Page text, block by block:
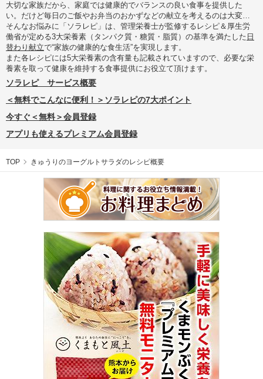
大切な家族だから、家庭では健康的でバランスの良い食事を提供した
い。だけど毎日のご飯やお弁当のおかずなどの献立を考えるのは大変…
そんなお悩みに「ソラレピ」は、管理栄養士が監修するレシピ＆厚生労
働省が定める3大栄養素（タンパク質・糖質・脂質）の基準を満たした 日
替わり献立で“家族の健康的な食生活”を実現します。
また各レシピには5大栄養素の含有量も記載されていますので、必要な栄
養素を取って健康を維持する食事提供にお役立て頂けます。
ソラレピ サービス概要
＜無料でこんなに便利！＞ソラレピの7大ポイント
今すぐ＜無料＞会員登録
アプリも使えるプレミアム会員登録
TOP きゅうりのヨーグルトサラダのレシピ概要